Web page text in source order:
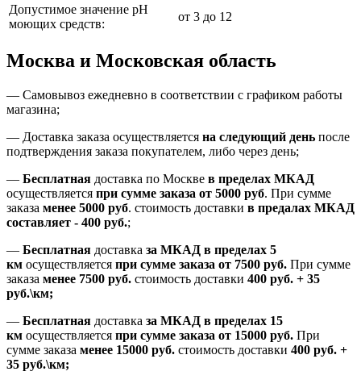
Допустимое значение pH
моющих средств:
от 3 до 12
Москва и Московская область
— Самовывоз ежедневно в соответствии с графиком работы
магазина;
— Доставка заказа осуществляется на следующий день после
подтверждения заказа покупателем, либо через день;
— Бесплатная доставка по Москве в пределах МКАД
осуществляется при сумме заказа от 5000 руб. При сумме
заказа менее 5000 руб. стоимость доставки в предалах МКАД
составляет - 400 руб.;
— Бесплатная доставка за МКАД в пределах 5
км осуществляется при сумме заказа от 7500 руб. При сумме
заказа менее 7500 руб. стоимость доставки 400 руб. + 35
руб.\км;
— Бесплатная доставка за МКАД в пределах 15
км осуществляется при сумме заказа от 15000 руб. При
сумме заказа менее 15000 руб. стоимость доставки 400 руб. +
35 руб.\км;